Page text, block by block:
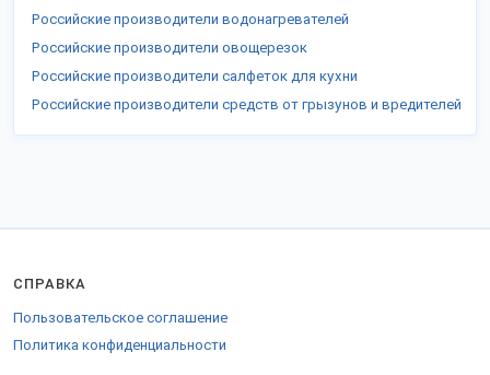
Российские производители водонагревателей
Российские производители овощерезок
Российские производители салфеток для кухни
Российские производители средств от грызунов и вредителей
СПРАВКА
Пользовательское соглашение
Политика конфиденциальности